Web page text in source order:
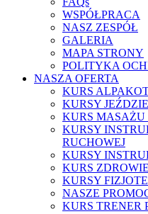
WSPÓŁPRACA
NASZ ZESPÓŁ
GALERIA
MAPA STRONY
POLITYKA
NASZA OFERTA
KURS
KURSY
KURS
KURSY
RUCHOWEJ
KURSY
KURS
KURSY
NASZE
KURS TRENER